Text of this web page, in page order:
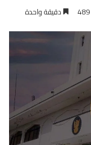
489 دقيقة واحدة